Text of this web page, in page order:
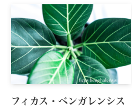
フィカス・ベンガレンシス